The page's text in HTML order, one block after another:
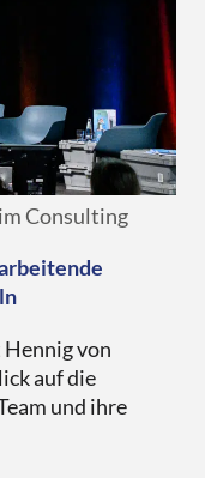
Consulting
von
auf die
und ihre